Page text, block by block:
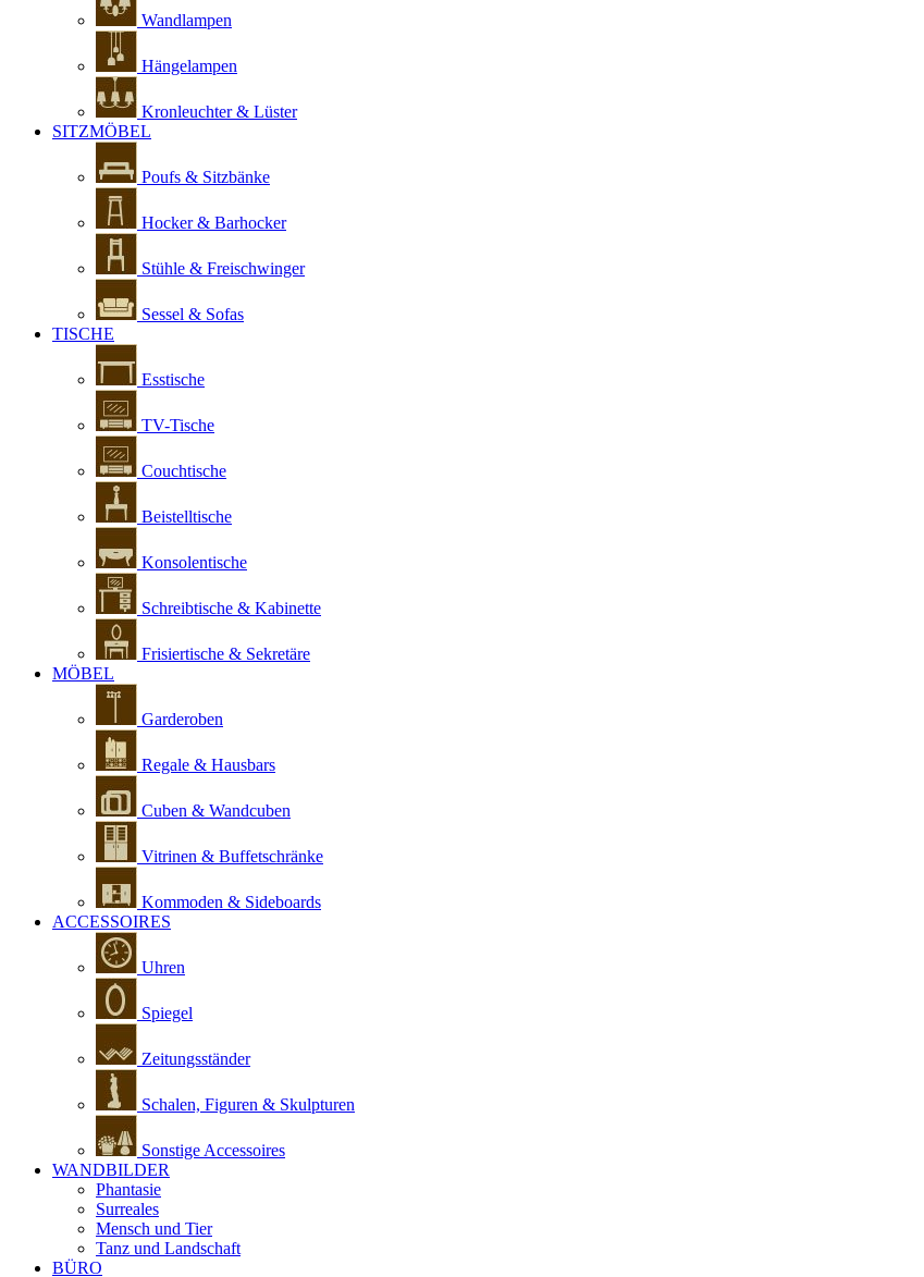
Wandlampen
Hängelampen
Kronleuchter & Lüster
SITZMÖBEL
Poufs & Sitzbänke
Hocker & Barhocker
Stühle & Freischwinger
Sessel & Sofas
TISCHE
Esstische
TV-Tische
Couchtische
Beistelltische
Konsolentische
Schreibtische & Kabinette
Frisiertische & Sekretäre
MÖBEL
Garderoben
Regale & Hausbars
Cuben & Wandcuben
Vitrinen & Buffetschränke
Kommoden & Sideboards
ACCESSOIRES
Uhren
Spiegel
Zeitungsständer
Schalen, Figuren & Skulpturen
Sonstige Accessoires
WANDBILDER
Phantasie
Surreales
Mensch und Tier
Tanz und Landschaft
BÜRO